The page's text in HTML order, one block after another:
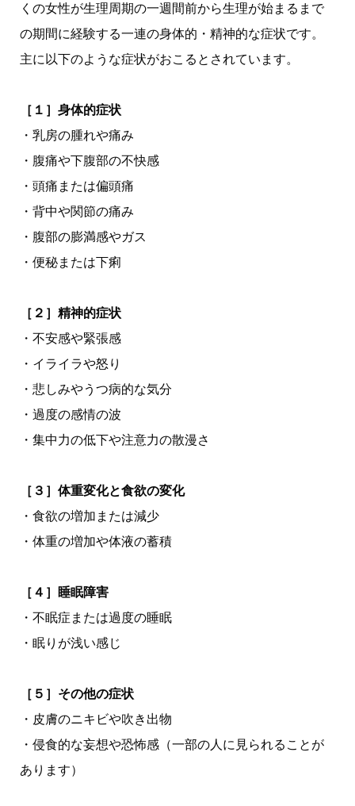
くの女性が生理周期の一週間前から生理が始まるまで
の期間に経験する一連の身体的・精神的な症状です。
主に以下のような症状がおこるとされています。
［１］身体的症状
・乳房の腫れや痛み
・腹痛や下腹部の不快感
・頭痛または偏頭痛
・背中や関節の痛み
・腹部の膨満感やガス
・便秘または下痢
［２］精神的症状
・不安感や緊張感
・イライラや怒り
・悲しみやうつ病的な気分
・過度の感情の波
・集中力の低下や注意力の散漫さ
［３］体重変化と食欲の変化
・食欲の増加または減少
・体重の増加や体液の蓄積
［４］睡眠障害
・不眠症または過度の睡眠
・眠りが浅い感じ
［５］その他の症状
・皮膚のニキビや吹き出物
・侵食的な妄想や恐怖感（一部の人に見られることが
あります）